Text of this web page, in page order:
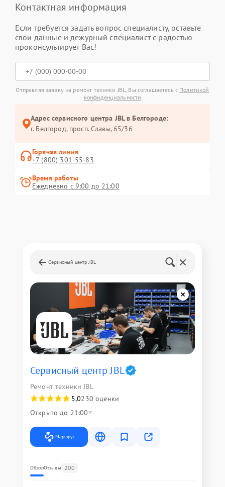
Контактная информация
Если требуется задать вопрос специалисту, оставьте
свои данные и дежурный специалист с радостью
проконсультирует Вас!
Отправляя заявку на ремонт техники JBL, Вы соглашаетесь с Политикой
конфиденциальности
Адрес сервисного центра JBL в Белгороде:
г. Белгород, просп. Славы, 65/36
Горячая линия
+7 (800) 301-55-83
Время работы
Ежедневно с 9:00 до 21:00
Сервисный центр JBL
Сервисный центр JBL
Ремонт техники JBL
5,0230 оценки
Открыто до 21:00
Маршрут
ОбзорОтзывы 200